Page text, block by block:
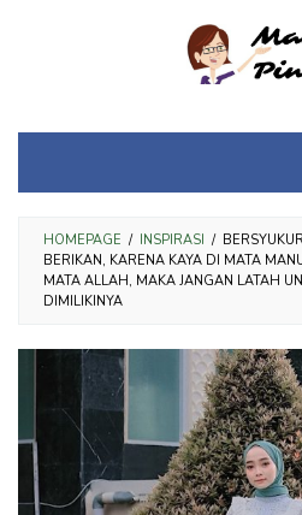
HOMEPAGE / INSPIRASI /
BERIKAN, KARENA KAYA DI MATA
MATA ALLAH, MAKA JANGAN LATAH
DIMILIKINYA